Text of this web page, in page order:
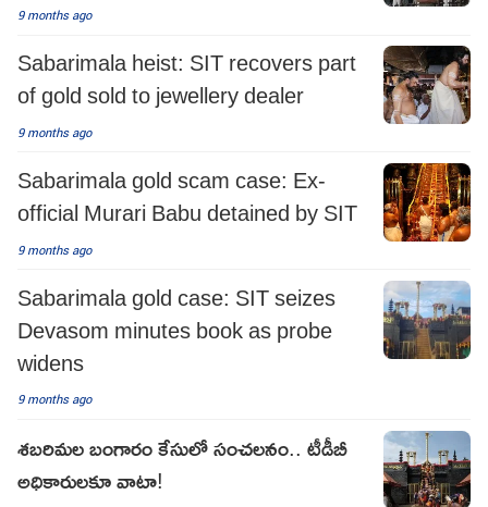
9 months ago
Sabarimala heist: SIT recovers part
of gold sold to jewellery dealer
9 months ago
Sabarimala gold scam case: Ex-
official Murari Babu detained by SIT
9 months ago
Sabarimala gold case: SIT seizes
Devasom minutes book as probe
widens
9 months ago
శబరిమల బంగారం కేసులో సంచలనం.. టీడీబీ
అధికారులకూ వాటా!